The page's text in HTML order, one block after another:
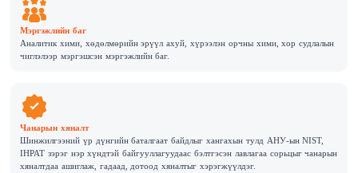
Мэргэжлийн баг
Аналитик хими, хөдөлмөрийн эрүүл ахуй, хүрээлэн орчны хими, хор судлалын
чиглэлээр мэргэшсэн мэргэжлийн баг.
Чанарын хяналт
Шинжилгээний үр дүнгийн баталгаат байдлыг хангахын тулд АНУ-ын NIST,
IHPAT зэрэг нэр хүндтэй байгууллагуудаас бэлтгэсэн лавлагаа сорьцыг чанарын
хяналтдаа ашиглаж, гадаад, дотоод хяналтыг хэрэгжүүлдэг.